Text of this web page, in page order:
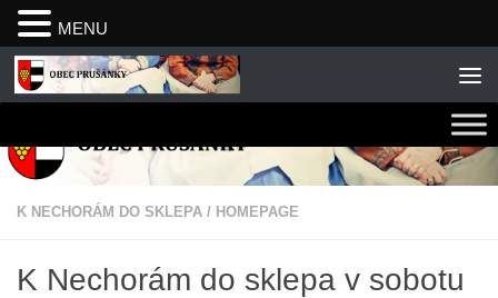
Skip to content
K NECHORÁM DO SKLEPA / HOMEPAGE
K Nechorám do sklepa v sobotu
MENU